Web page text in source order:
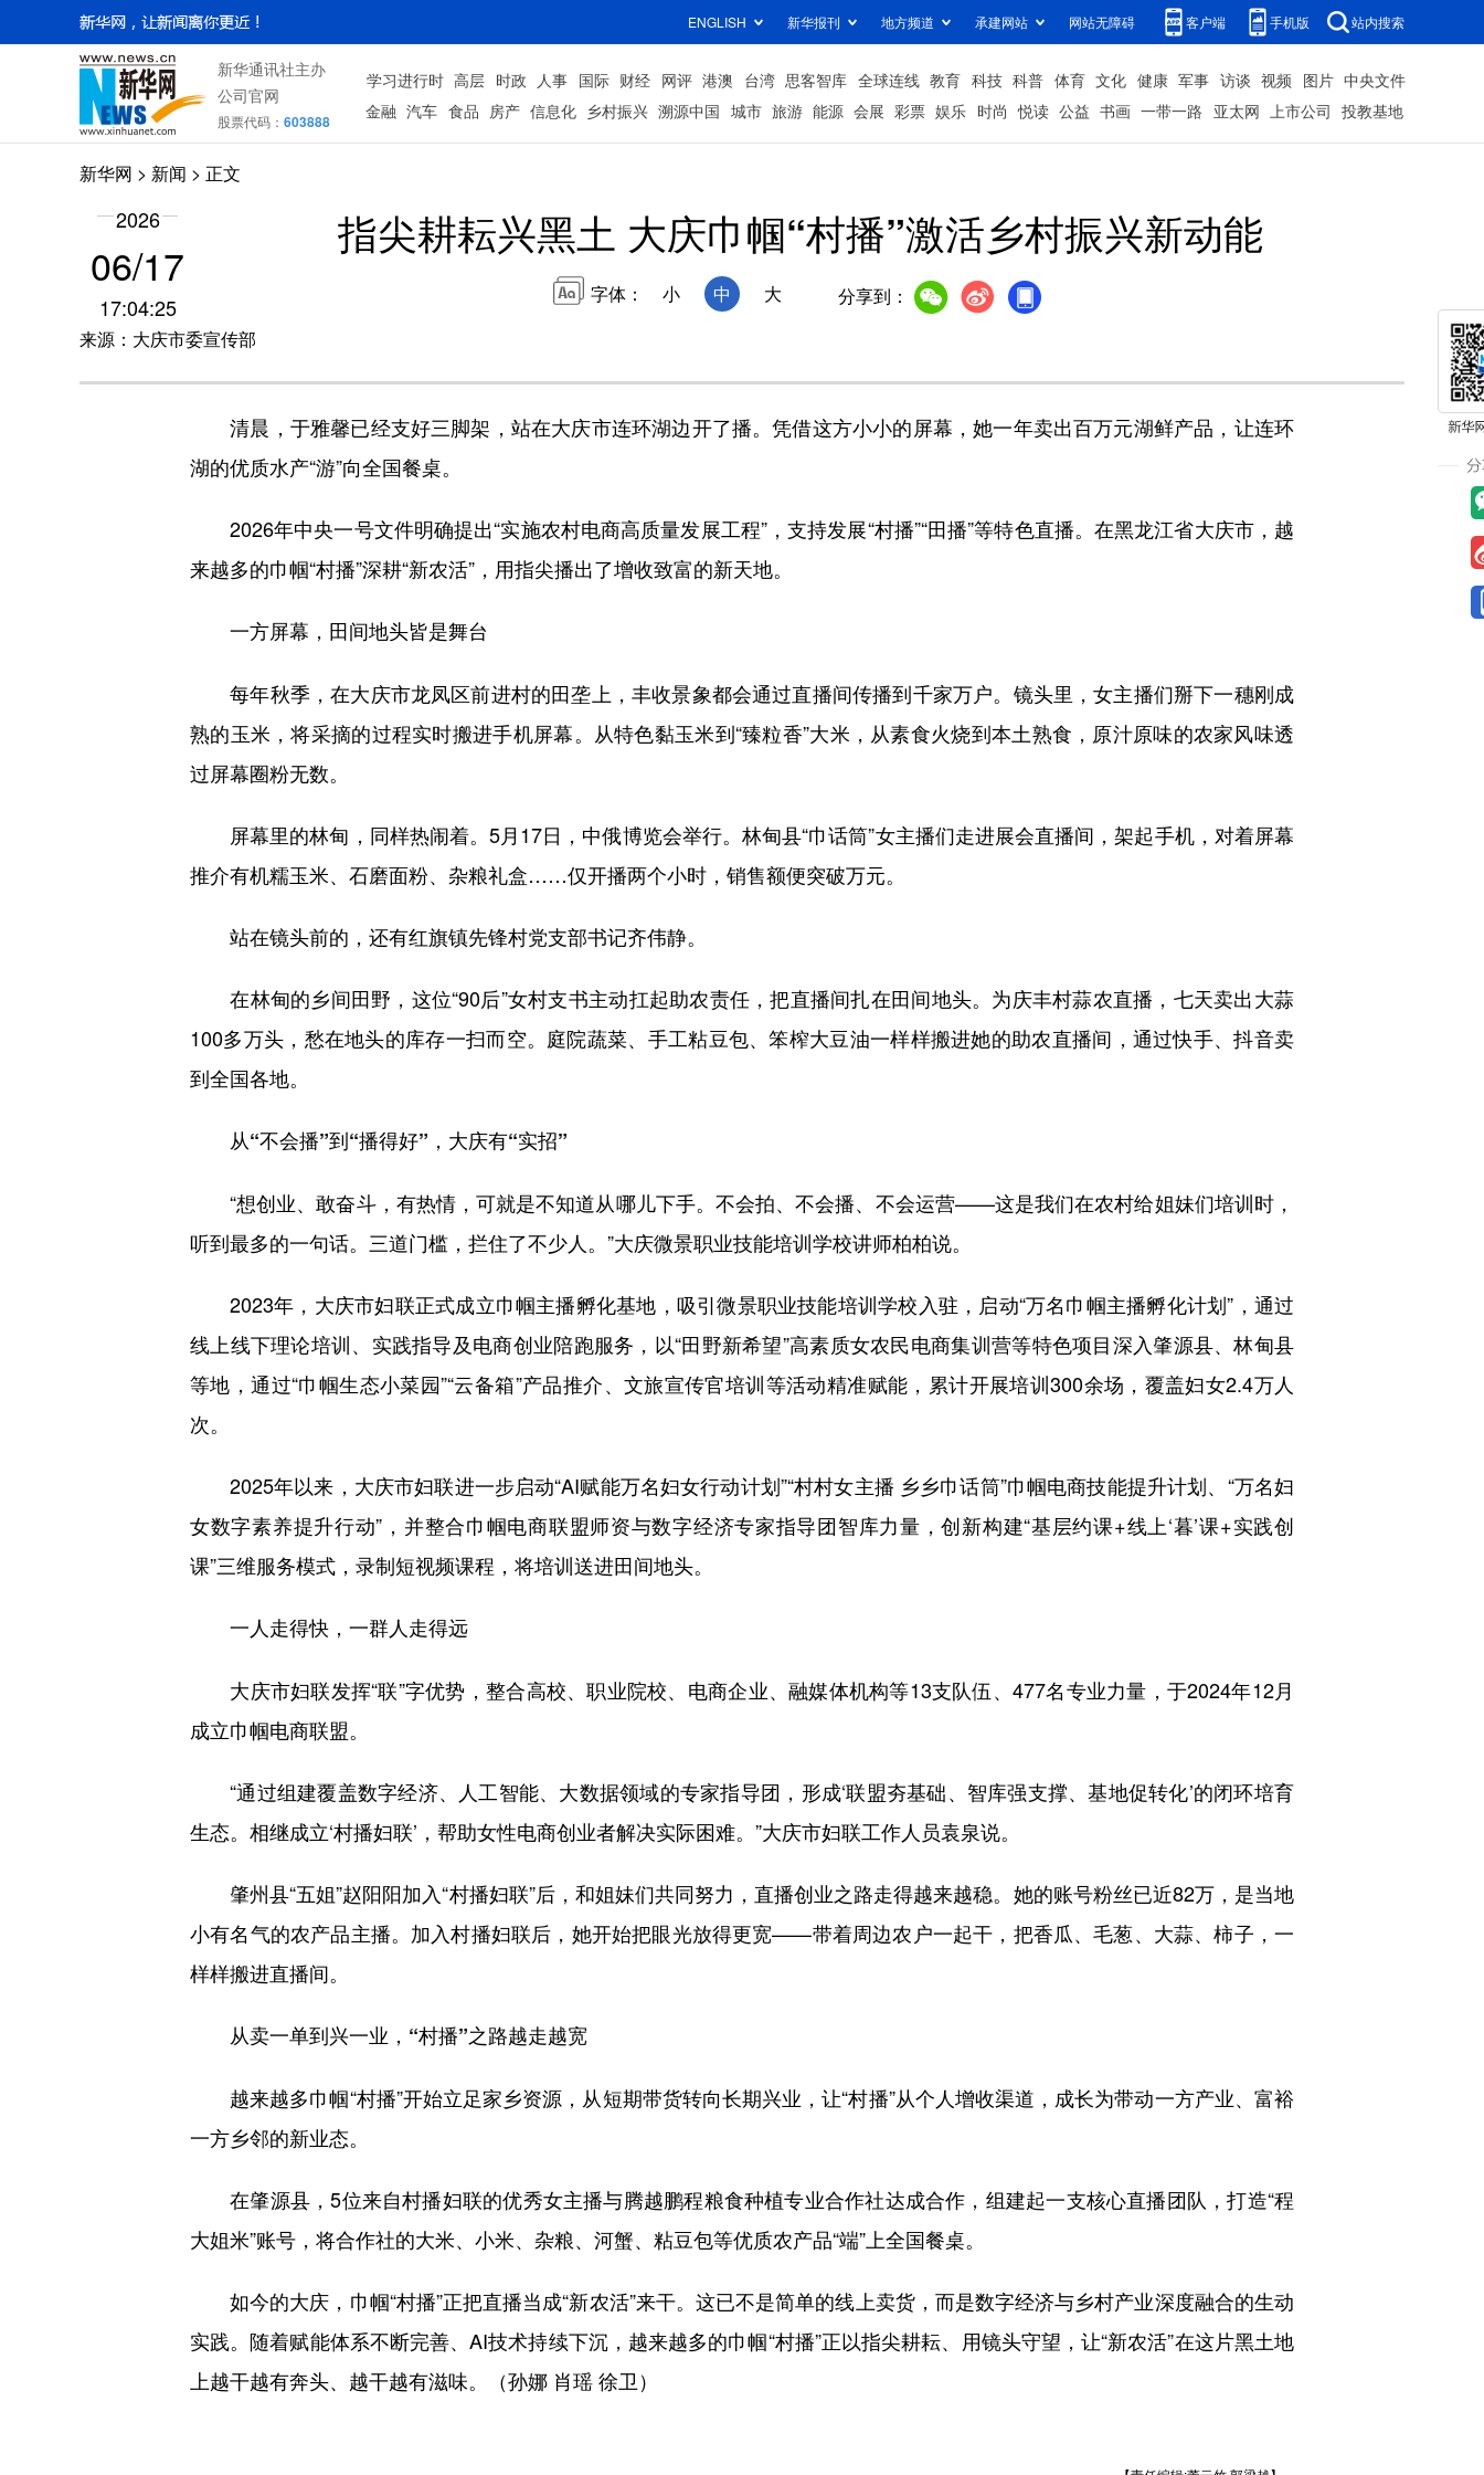
ENGLISH 新华报刊 地方频道 承建网站 网站无障碍 客户端 手机版 站内搜索
新华通讯社主办
公司官网
股票代码： 603888
学习进行时 高层 时政 人事 国际 财经 网评 港澳 台湾 思客智库 全球连线 教育 科技 科普 体育 文化 健康 军事 访谈 视频 图片 中央文件
金融 汽车 食品 房产 信息化 乡村振兴 溯源中国 城市 旅游 能源 会展 彩票 娱乐 时尚 悦读 公益 书画 一带一路 亚太网 上市公司 投教基地
新华网 > 新闻 > 正文
2026
06/17
17:04:25
来源：大庆市委宣传部
指尖耕耘兴黑土 大庆巾帼“村播”激活乡村振兴新动能
字体： 小 中 大 分享到：
清晨，于雅馨已经支好三脚架，站在大庆市连环湖边开了播。凭借这方小小的屏幕，她一年卖出百万元湖鲜产品，让连环
湖的优质水产“游”向全国餐桌。
2026年中央一号文件明确提出“实施农村电商高质量发展工程”，支持发展“村播”“田播”等特色直播。在黑龙江省大庆市，越
来越多的巾帼“村播”深耕“新农活”，用指尖播出了增收致富的新天地。
一方屏幕，田间地头皆是舞台
每年秋季，在大庆市龙凤区前进村的田垄上，丰收景象都会通过直播间传播到千家万户。镜头里，女主播们掰下一穗刚成
熟的玉米，将采摘的过程实时搬进手机屏幕。从特色黏玉米到“臻粒香”大米，从素食火烧到本土熟食，原汁原味的农家风味透
过屏幕圈粉无数。
屏幕里的林甸，同样热闹着。5月17日，中俄博览会举行。林甸县“巾话筒”女主播们走进展会直播间，架起手机，对着屏幕
推介有机糯玉米、石磨面粉、杂粮礼盒……仅开播两个小时，销售额便突破万元。
站在镜头前的，还有红旗镇先锋村党支部书记齐伟静。
在林甸的乡间田野，这位“90后”女村支书主动扛起助农责任，把直播间扎在田间地头。为庆丰村蒜农直播，七天卖出大蒜
100多万头，愁在地头的库存一扫而空。庭院蔬菜、手工粘豆包、笨榨大豆油一样样搬进她的助农直播间，通过快手、抖音卖
到全国各地。
从“不会播”到“播得好”，大庆有“实招”
“想创业、敢奋斗，有热情，可就是不知道从哪儿下手。不会拍、不会播、不会运营——这是我们在农村给姐妹们培训时，
听到最多的一句话。三道门槛，拦住了不少人。”大庆微景职业技能培训学校讲师柏柏说。
2023年，大庆市妇联正式成立巾帼主播孵化基地，吸引微景职业技能培训学校入驻，启动“万名巾帼主播孵化计划”，通过
线上线下理论培训、实践指导及电商创业陪跑服务，以“田野新希望”高素质女农民电商集训营等特色项目深入肇源县、林甸县
等地，通过“巾帼生态小菜园”“云备箱”产品推介、文旅宣传官培训等活动精准赋能，累计开展培训300余场，覆盖妇女2.4万人
次。
2025年以来，大庆市妇联进一步启动“AI赋能万名妇女行动计划”“村村女主播 乡乡巾话筒”巾帼电商技能提升计划、“万名妇
女数字素养提升行动”，并整合巾帼电商联盟师资与数字经济专家指导团智库力量，创新构建“基层约课+线上‘暮’课+实践创
课”三维服务模式，录制短视频课程，将培训送进田间地头。
一人走得快，一群人走得远
大庆市妇联发挥“联”字优势，整合高校、职业院校、电商企业、融媒体机构等13支队伍、477名专业力量，于2024年12月
成立巾帼电商联盟。
“通过组建覆盖数字经济、人工智能、大数据领域的专家指导团，形成‘联盟夯基础、智库强支撑、基地促转化’的闭环培育
生态。相继成立‘村播妇联’，帮助女性电商创业者解决实际困难。”大庆市妇联工作人员袁泉说。
肇州县“五姐”赵阳阳加入“村播妇联”后，和姐妹们共同努力，直播创业之路走得越来越稳。她的账号粉丝已近82万，是当地
小有名气的农产品主播。加入村播妇联后，她开始把眼光放得更宽——带着周边农户一起干，把香瓜、毛葱、大蒜、柿子，一
样样搬进直播间。
从卖一单到兴一业，“村播”之路越走越宽
越来越多巾帼“村播”开始立足家乡资源，从短期带货转向长期兴业，让“村播”从个人增收渠道，成长为带动一方产业、富裕
一方乡邻的新业态。
在肇源县，5位来自村播妇联的优秀女主播与腾越鹏程粮食种植专业合作社达成合作，组建起一支核心直播团队，打造“程
大姐米”账号，将合作社的大米、小米、杂粮、河蟹、粘豆包等优质农产品“端”上全国餐桌。
如今的大庆，巾帼“村播”正把直播当成“新农活”来干。这已不是简单的线上卖货，而是数字经济与乡村产业深度融合的生动
实践。随着赋能体系不断完善、AI技术持续下沉，越来越多的巾帼“村播”正以指尖耕耘、用镜头守望，让“新农活”在这片黑土地
上越干越有奔头、越干越有滋味。（孙娜 肖瑶 徐卫）